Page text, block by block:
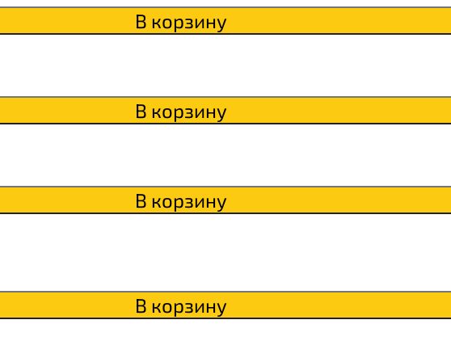
В корзину
В корзину
В корзину
В корзину